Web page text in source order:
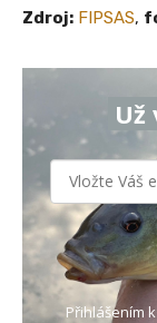
Zdroj: FIPSAS,
Přihlášením